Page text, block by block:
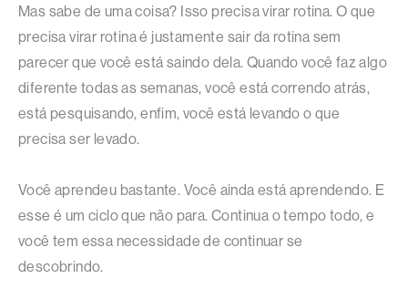
Mas sabe de uma coisa? Isso precisa virar rotina. O que
precisa virar rotina é justamente sair da rotina sem
parecer que você está saindo dela. Quando você faz algo
diferente todas as semanas, você está correndo atrás,
está pesquisando, enfim, você está levando o que
precisa ser levado.
Você aprendeu bastante. Você ainda está aprendendo. E
esse é um ciclo que não para. Continua o tempo todo, e
você tem essa necessidade de continuar se
descobrindo.